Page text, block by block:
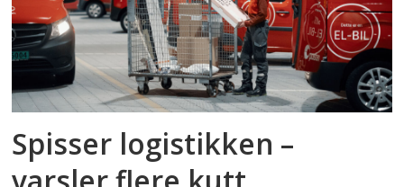
Spisser logistikken –